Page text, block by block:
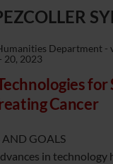
Department -
20, 2023
for
Cancer
AND GOALS
in technology